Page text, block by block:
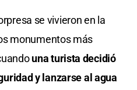
se vivieron en la
monumentos más
una turista decidió
y lanzarse al agua